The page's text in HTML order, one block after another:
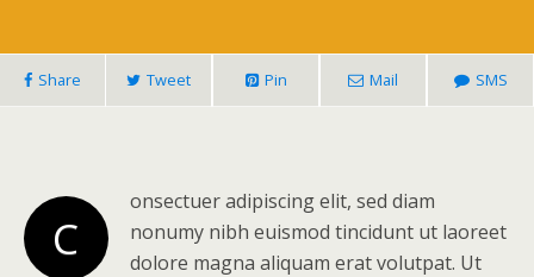
Share Tweet Pin Mail SMS
C
onsectuer adipiscing elit, sed diam
nonumy nibh euismod tincidunt ut laoreet
dolore magna aliquam erat volutpat. Ut